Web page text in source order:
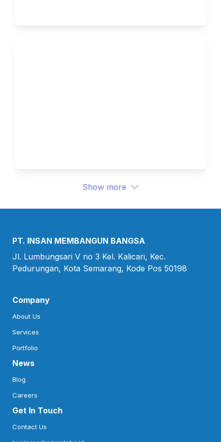
Show more
PT. INSAN MEMBANGUN BANGSA
Jl. Lumbungsari V no 3 Kel. Kalicari, Kec.
Pedurungan, Kota Semarang, Kode Pos 50198
Company
About Us
Services
Portfolio
News
Blog
Careers
Get In Touch
Contact Us